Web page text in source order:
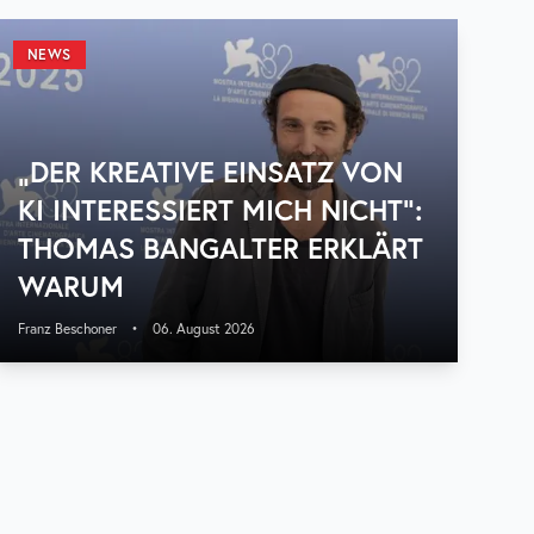
NEWS
„DER KREATIVE EINSATZ VON
KI INTERESSIERT MICH NICHT“:
THOMAS BANGALTER ERKLÄRT
WARUM
Franz Beschoner • 06. August 2026